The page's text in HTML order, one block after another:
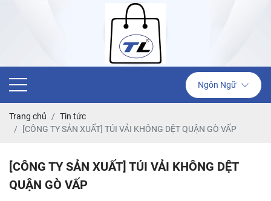
Ngôn Ngữ
Trang chủ
Tin tức
[CÔNG TY SẢN XUẤT] TÚI VẢI KHÔNG DỆT QUẬN GÒ VẤP
[CÔNG TY SẢN XUẤT] TÚI VẢI KHÔNG DỆT
QUẬN GÒ VẤP